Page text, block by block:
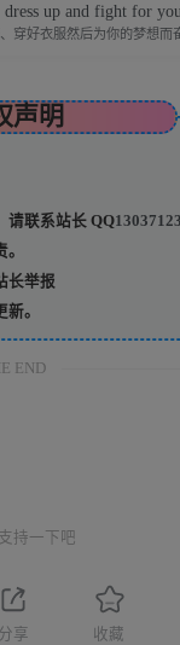
up and fight for
穿好衣服然后为你的梦想而
声明
请联系站长 QQ
长举报
。
END
持一下吧
分享 收藏